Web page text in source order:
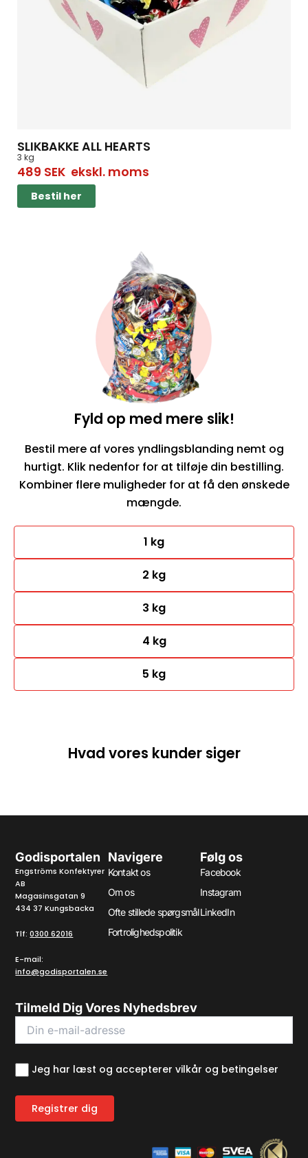
SLIKBAKKE ALL HEARTS
3 kg
489 SEKekskl. moms
Bestil her
Fyld op med mere slik!
Bestil mere af vores yndlingsblanding nemt og
hurtigt. Klik nedenfor for at tilføje din bestilling.
Kombiner flere muligheder for at få den ønskede
mængde.
1 kg
2 kg
3 kg
4 kg
5 kg
Hvad vores kunder siger
Godisportalen
Engströms Konfektyrer
AB
Magasinsgatan 9
434 37 Kungsbacka
Tlf:0300 62016
E-mail:
info@godisportalen.se
Navigere
Kontakt os
Om os
Ofte stillede spørgsmål
Fortrolighedspolitik
Følg os
Facebook
Instagram
LinkedIn
Tilmeld Dig Vores Nyhedsbrev
Jeg har læst og accepterer vilkår og betingelser